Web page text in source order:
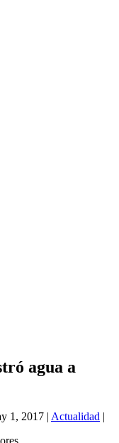
agua a
1, 2017 | Actualidad |